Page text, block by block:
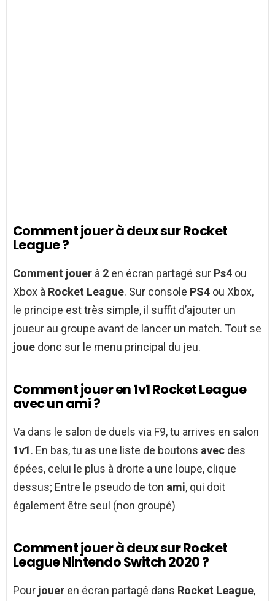
Comment jouer à deux sur Rocket
League ?
Comment jouer à 2 en écran partagé sur Ps4 ou
Xbox à Rocket League. Sur console PS4 ou Xbox,
le principe est très simple, il suffit d’ajouter un
joueur au groupe avant de lancer un match. Tout se
joue donc sur le menu principal du jeu.
Comment jouer en 1v1 Rocket League
avec un ami ?
Va dans le salon de duels via F9, tu arrives en salon
1v1. En bas, tu as une liste de boutons avec des
épées, celui le plus à droite a une loupe, clique
dessus; Entre le pseudo de ton ami, qui doit
également être seul (non groupé)
Comment jouer à deux sur Rocket
League Nintendo Switch 2020 ?
Pour jouer en écran partagé dans Rocket League,